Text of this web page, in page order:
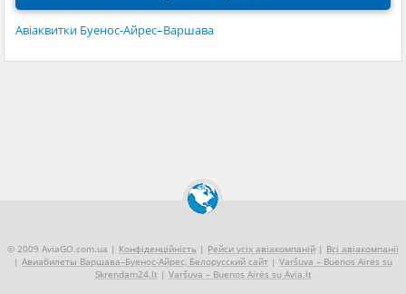
Авіаквитки Буенос-Айрес–Варшава
© 2009 AviaGO.com.ua | Конфіденційність | Рейси усіх авіакомпаній | Всі авіакомпанії
| Авиабилеты Варшава–Буенос-Айрес, Белорусский сайт | Varšuva – Buenos Airės su
Skrendam24.lt | Varšuva – Buenos Airės su Avia.lt